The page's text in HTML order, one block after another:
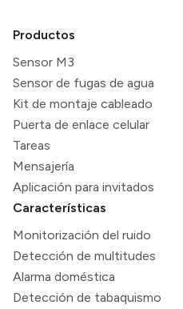
Productos
Sensor M3
Sensor de fugas de agua
Kit de montaje cableado
Puerta de enlace celular
Tareas
Mensajería
Aplicación para invitados
Características
Monitorización del ruido
Detección de multitudes
Alarma doméstica
Detección de tabaquismo